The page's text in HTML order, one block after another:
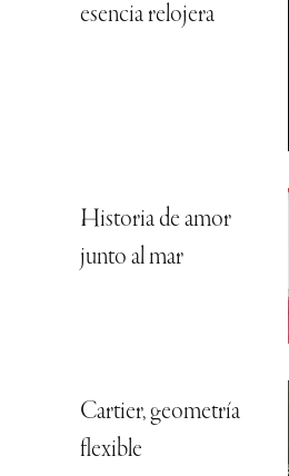
esencia relojera
Historia de amor
junto al mar
Cartier, geometría
flexible